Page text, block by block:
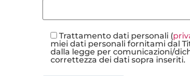
Trattamento dati personali (
miei dati personali fornitami dal
dalla legge per comunicazioni/
correttezza dei dati sopra inseriti.